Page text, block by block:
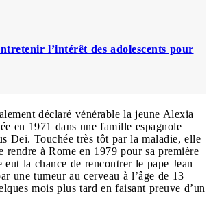
l’intérêt des adolescents pour
déclaré vénérable la jeune Alexia
en 1971 dans une famille espagnole
Dei. Touchée très tôt par la maladie, elle
rendre à Rome en 1979 pour sa première
la chance de rencontrer le pape Jean
une tumeur au cerveau à l’âge de 13
mois plus tard en faisant preuve d’un